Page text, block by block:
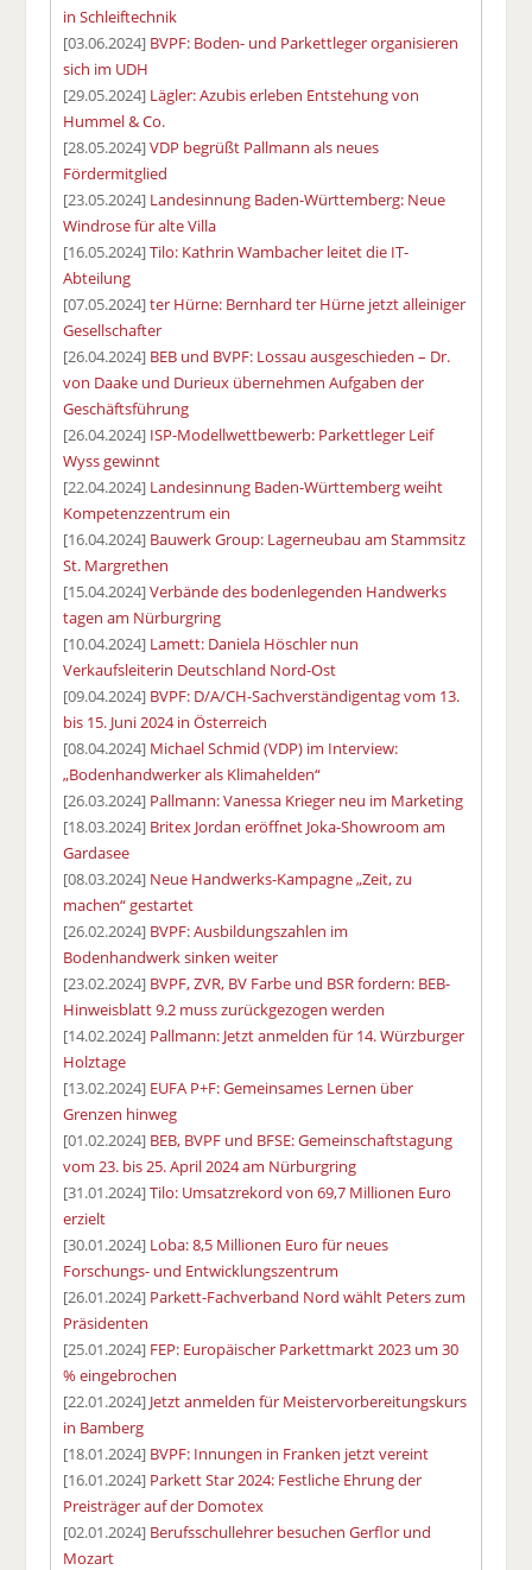
in Schleiftechnik
[03.06.2024] BVPF: Boden- und Parkettleger organisieren
sich im UDH
[29.05.2024] Lägler: Azubis erleben Entstehung von
Hummel & Co.
[28.05.2024]VDP begrüßt Pallmann als neues
Fördermitglied
[23.05.2024] Landesinnung Baden-Württemberg: Neue
Windrose für alte Villa
[16.05.2024]Tilo: Kathrin Wambacher leitet die IT-
Abteilung
[07.05.2024]ter Hürne: Bernhard ter Hürne jetzt alleiniger
Gesellschafter
[26.04.2024] BEB und BVPF: Lossau ausgeschieden – Dr.
von Daake und Durieux übernehmen Aufgaben der
Geschäftsführung
[26.04.2024] ISP-Modellwettbewerb: Parkettleger Leif
Wyss gewinnt
[22.04.2024] Landesinnung Baden-Württemberg weiht
Kompetenzzentrum ein
[16.04.2024] Bauwerk Group: Lagerneubau am Stammsitz
St. Margrethen
[15.04.2024]Verbände des bodenlegenden Handwerks
tagen am Nürburgring
[10.04.2024] Lamett: Daniela Höschler nun
Verkaufsleiterin Deutschland Nord-Ost
[09.04.2024] BVPF: D/A/CH-Sachverständigentag vom 13.
bis 15. Juni 2024 in Österreich
[08.04.2024] Michael Schmid (VDP) im Interview:
„Bodenhandwerker als Klimahelden“
[26.03.2024] Pallmann: Vanessa Krieger neu im Marketing
[18.03.2024] Britex Jordan eröffnet Joka-Showroom am
Gardasee
[08.03.2024] Neue Handwerks-Kampagne „Zeit, zu
machen“ gestartet
[26.02.2024] BVPF: Ausbildungszahlen im
Bodenhandwerk sinken weiter
[23.02.2024] BVPF, ZVR, BV Farbe und BSR fordern: BEB-
Hinweisblatt 9.2 muss zurückgezogen werden
[14.02.2024] Pallmann: Jetzt anmelden für 14. Würzburger
Holztage
[13.02.2024] EUFA P+F: Gemeinsames Lernen über
Grenzen hinweg
[01.02.2024] BEB, BVPF und BFSE: Gemeinschaftstagung
vom 23. bis 25. April 2024 am Nürburgring
[31.01.2024]Tilo: Umsatzrekord von 69,7 Millionen Euro
erzielt
[30.01.2024] Loba: 8,5 Millionen Euro für neues
Forschungs- und Entwicklungszentrum
[26.01.2024] Parkett-Fachverband Nord wählt Peters zum
Präsidenten
[25.01.2024] FEP: Europäischer Parkettmarkt 2023 um 30
% eingebrochen
[22.01.2024] Jetzt anmelden für Meistervorbereitungskurs
in Bamberg
[18.01.2024] BVPF: Innungen in Franken jetzt vereint
[16.01.2024] Parkett Star 2024: Festliche Ehrung der
Preisträger auf der Domotex
[02.01.2024] Berufsschullehrer besuchen Gerflor und
Mozart